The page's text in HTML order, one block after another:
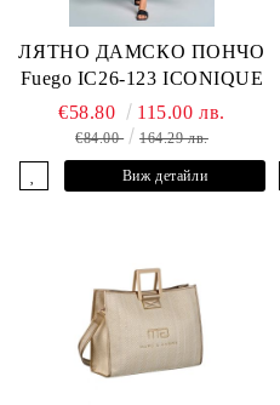
ЛЯТНО ДАМСКО ПОНЧО
Fuego IC26-123 ICONIQUE
€58.80 115.00 лв.
€84.00 164.29 лв.
Виж детайли